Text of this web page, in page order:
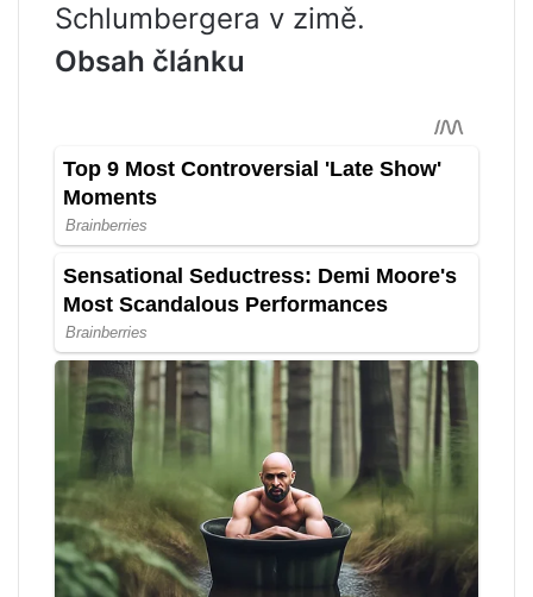
Schlumbergera v zimě.
Obsah článku